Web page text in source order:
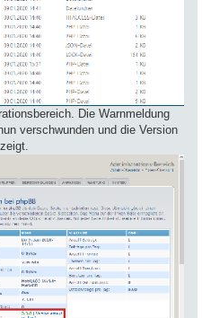
Die Warnmeldung
verschwunden und die Version